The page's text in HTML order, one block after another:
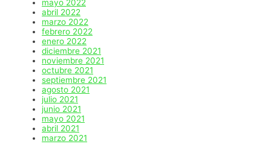
mayo 2022
abril 2022
marzo 2022
febrero 2022
enero 2022
diciembre 2021
noviembre 2021
octubre 2021
septiembre 2021
agosto 2021
julio 2021
junio 2021
mayo 2021
abril 2021
marzo 2021